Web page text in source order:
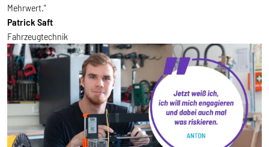
Mehrwert."
Patrick Saft
Fahrzeugtechnik